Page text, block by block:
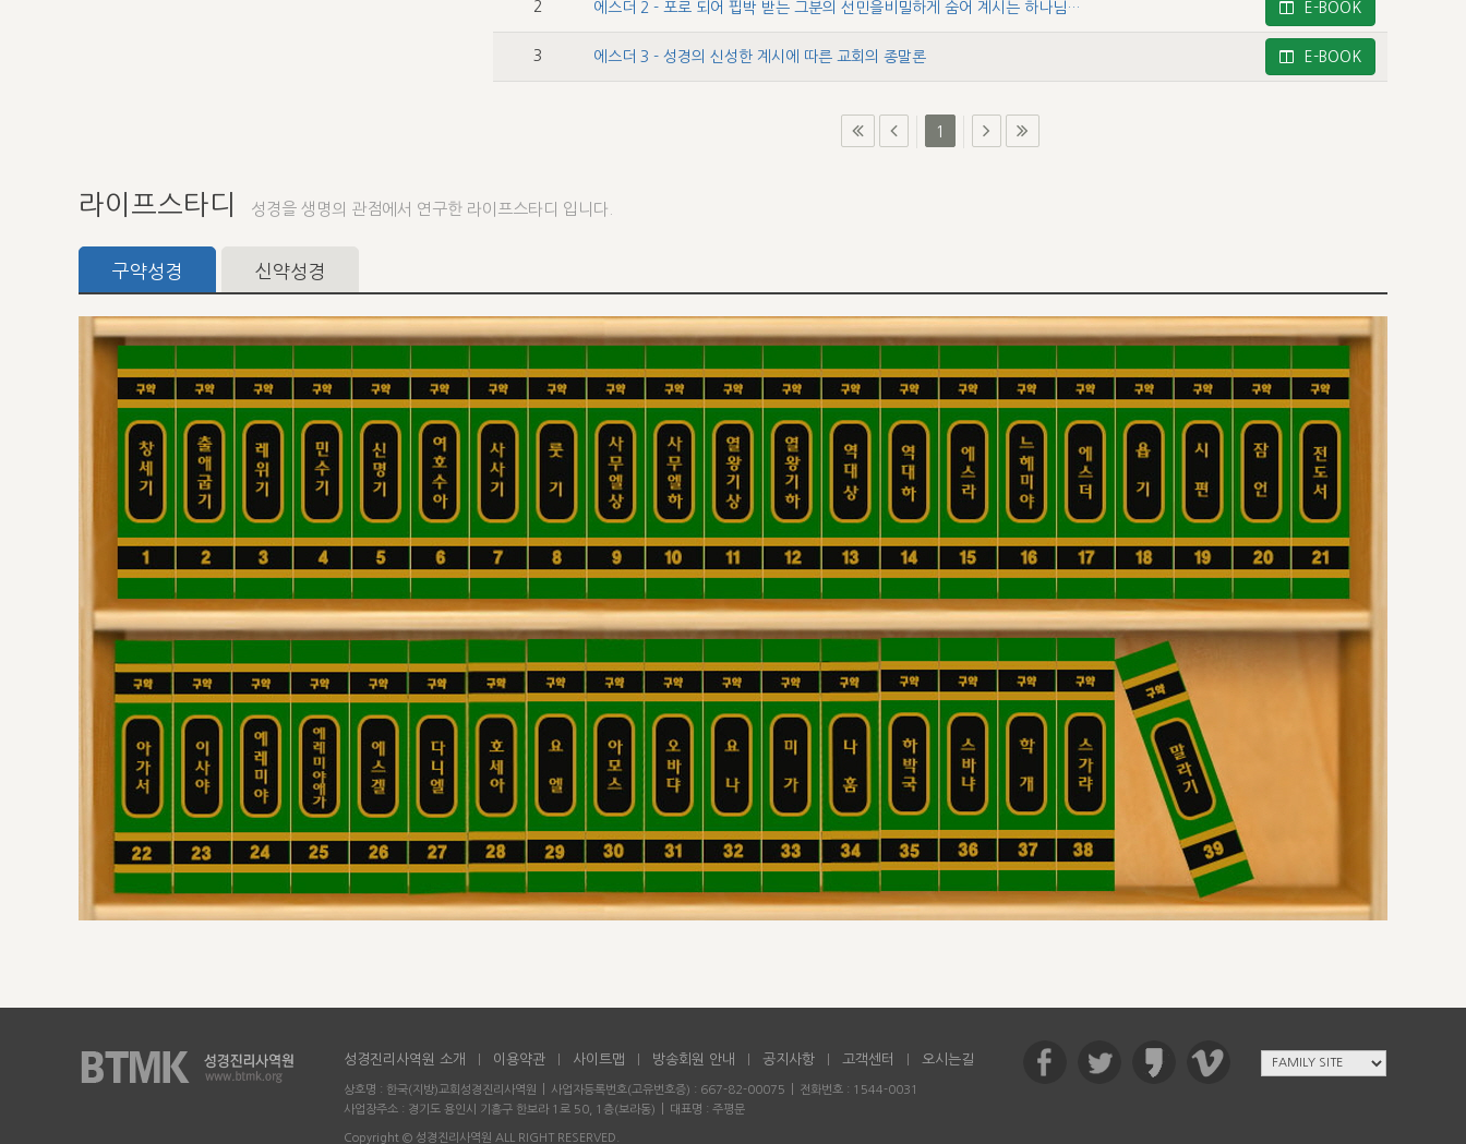
2 에스더 2 - 포로 되어 핍박 받는 그분의 선민을비밀하게 숨어 계시는 하나님께서 공개적으로 구원하심 E-BOOK
3 에스더 3 - 성경의 신성한 계시에 따른 교회의 종말론 E-BOOK
1
라이프스타디 성경을 생명의 관점에서 연구한 라이프스타디 입니다.
구약성경 신약성경
성경진리사역원 소개 이용약관 사이트맵 방송회원 안내 공지사항 고객센터 오시는길
상호명 : 한국(지방)교회성경진리사역원 사업자등록번호(고유번호증) : 667-82-00075
전화번호 : 1544-0031
사업장주소 : 경기도 용인시 기흥구 한보라 1로 50, 1층(보라동)
대표명 : 주평문
Copyright © 성경진리사역원 ALL RIGHT RESERVED.